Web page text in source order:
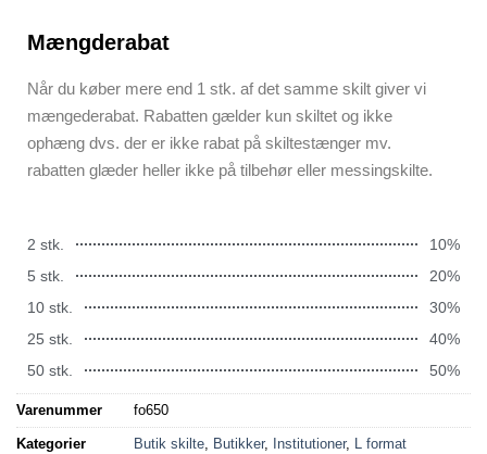
Mængderabat
Når du køber mere end 1 stk. af det samme skilt giver vi
mængederabat. Rabatten gælder kun skiltet og ikke
ophæng dvs. der er ikke rabat på skiltestænger mv.
rabatten glæder heller ikke på tilbehør eller messingskilte.
2 stk.
10%
5 stk.
20%
10 stk.
30%
25 stk.
40%
50 stk.
50%
Varenummer fo650
Kategorier Butik skilte, Butikker, Institutioner, L format